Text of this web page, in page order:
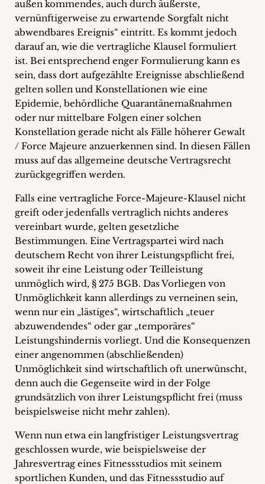
außen kommendes, auch durch äußerste,
vernünftigerweise zu erwartende Sorgfalt nicht
abwendbares Ereignis“ eintritt. Es kommt jedoch
darauf an, wie die vertragliche Klausel formuliert
ist. Bei entsprechend enger Formulierung kann es
sein, dass dort aufgezählte Ereignisse abschließend
gelten sollen und Konstellationen wie eine
Epidemie, behördliche Quarantänemaßnahmen
oder nur mittelbare Folgen einer solchen
Konstellation gerade nicht als Fälle höherer Gewalt
/ Force Majeure anzuerkennen sind. In diesen Fällen
muss auf das allgemeine deutsche Vertragsrecht
zurückgegriffen werden.
Falls eine vertragliche Force-Majeure-Klausel nicht
greift oder jedenfalls vertraglich nichts anderes
vereinbart wurde, gelten gesetzliche
Bestimmungen. Eine Vertragspartei wird nach
deutschem Recht von ihrer Leistungspflicht frei,
soweit ihr eine Leistung oder Teilleistung
unmöglich wird, § 275 BGB. Das Vorliegen von
Unmöglichkeit kann allerdings zu verneinen sein,
wenn nur ein „lästiges“, wirtschaftlich „teuer
abzuwendendes“ oder gar „temporäres“
Leistungshindernis vorliegt. Und die Konsequenzen
einer angenommen (abschließenden)
Unmöglichkeit sind wirtschaftlich oft unerwünscht,
denn auch die Gegenseite wird in der Folge
grundsätzlich von ihrer Leistungspflicht frei (muss
beispielsweise nicht mehr zahlen).
Wenn nun etwa ein langfristiger Leistungsvertrag
geschlossen wurde, wie beispielsweise der
Jahresvertrag eines Fitnessstudios mit seinem
sportlichen Kunden, und das Fitnessstudio auf